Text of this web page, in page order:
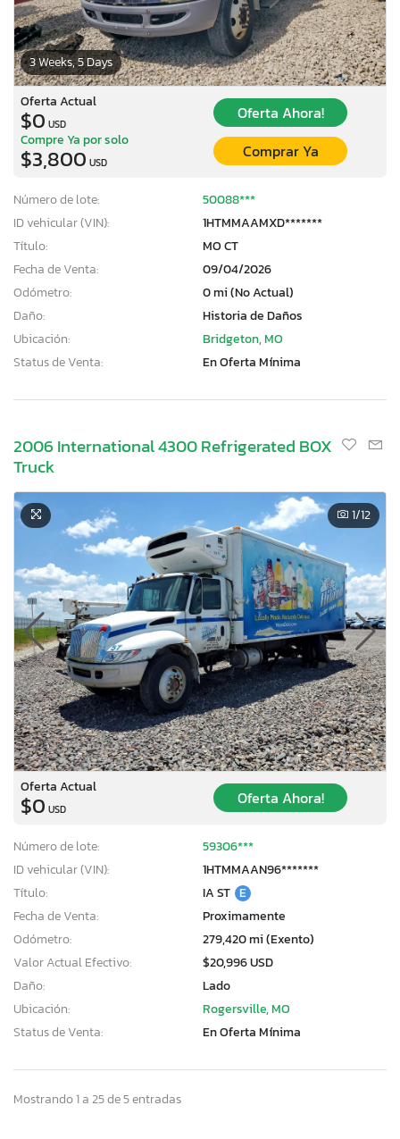
3 Weeks, 5 Days
Oferta Actual
$0 USD
Oferta Ahora!
Compre Ya por solo
$3,800 USD
Comprar Ya
Número de lote:
50088***
ID vehicular (VIN):
1HTMMAAMXD*******
Título:
MO CT
Fecha de Venta:
09/04/2026
Odómetro:
0 mi (No Actual)
Daño:
Historia de Daños
Ubicación:
Bridgeton, MO
Status de Venta:
En Oferta Mínima
2006 International 4300 Refrigerated BOX
Truck
1/12
Oferta Actual
$0 USD
Oferta Ahora!
Número de lote:
59306***
ID vehicular (VIN):
1HTMMAAN96*******
Título:
IA ST E
Fecha de Venta:
Proximamente
Odómetro:
279,420 mi (Exento)
Valor Actual Efectivo:
$20,996 USD
Daño:
Lado
Ubicación:
Rogersville, MO
Status de Venta:
En Oferta Mínima
Mostrando 1 a 25 de 5 entradas